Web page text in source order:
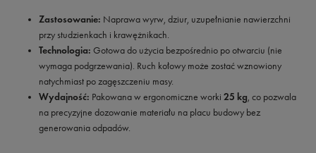
Zastosowanie: Naprawa wyrw, dziur, uzupełnianie nawierzchni
przy studzienkach i krawężnikach.
Technologia: Gotowa do użycia bezpośrednio po otwarciu (nie
wymaga podgrzewania). Ruch kołowy może zostać wznowiony
natychmiast po zagęszczeniu masy.
Wydajność: Pakowana w ergonomiczne worki 25 kg, co pozwala
na precyzyjne dozowanie materiału na placu budowy bez
generowania odpadów.